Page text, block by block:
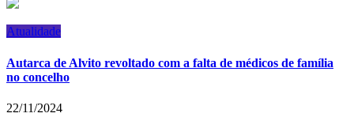
Atualidade
Autarca de Alvito revoltado com a falta de médicos de família
no concelho
22/11/2024